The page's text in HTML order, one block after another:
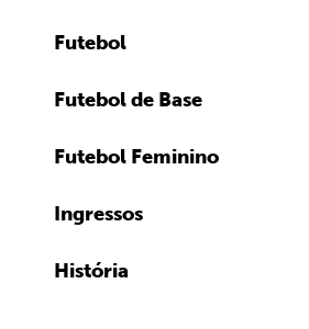
Futebol
Futebol de Base
Futebol Feminino
Ingressos
História